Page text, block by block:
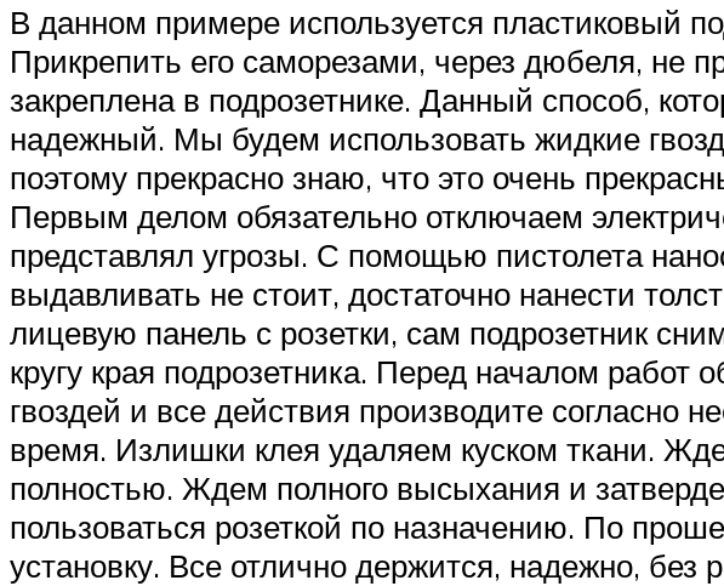
В данном примере используется пластиковый
Прикрепить его саморезами, через дюбеля, не
закреплена в подрозетнике. Данный способ,
надежный. Мы будем использовать жидкие
поэтому прекрасно знаю, что это очень
Первым делом обязательно отключаем
представлял угрозы. С помощью пистолета
выдавливать не стоит, достаточно нанести
лицевую панель с розетки, сам подрозетник
кругу края подрозетника. Перед началом
гвоздей и все действия производите согласно
время. Излишки клея удаляем куском ткани.
полностью. Ждем полного высыхания и
пользоваться розеткой по назначению. По
установку. Все отлично держится, надежно, без